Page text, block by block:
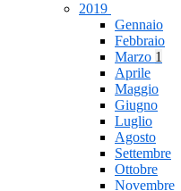
2019
Gennaio
Febbraio
Marzo 1
Aprile
Maggio
Giugno
Luglio
Agosto
Settembre
Ottobre
Novembre